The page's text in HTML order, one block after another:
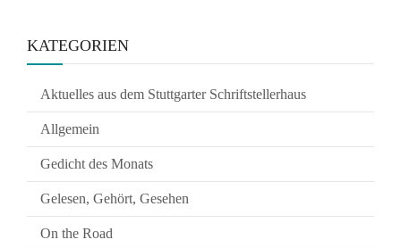
KATEGORIEN
Aktuelles aus dem Stuttgarter Schriftstellerhaus
Allgemein
Gedicht des Monats
Gelesen, Gehört, Gesehen
On the Road